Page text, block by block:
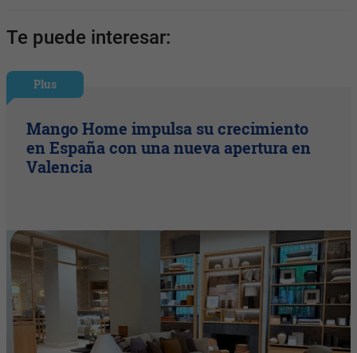
Te puede interesar:
Plus
Mango Home impulsa su crecimiento
en España con una nueva apertura en
Valencia